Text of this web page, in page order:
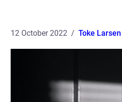
12 October 2022 Toke Larsen